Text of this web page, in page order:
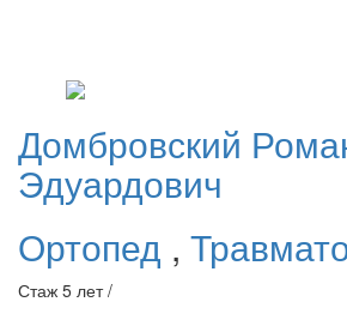
Домбровский
Эдуардович
Ортопед ,
Стаж 5 лет /